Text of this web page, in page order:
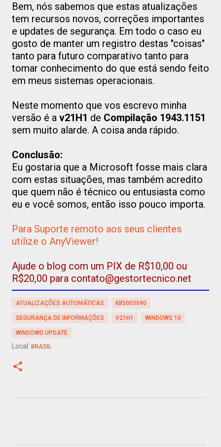
Bem, nós sabemos que estas atualizações
tem recursos novos, correções importantes
e updates de segurança. Em todo o caso eu
gosto de manter um registro destas "coisas"
tanto para futuro comparativo tanto para
tomar conhecimento do que está sendo feito
em meus sistemas operacionais.
Neste momento que vos escrevo minha
versão é a v21H1 de Compilação 1943.1151
sem muito alarde. A coisa anda rápido.
Conclusão:
Eu gostaria que a Microsoft fosse mais clara
com estas situações, mas também acredito
que quem não é técnico ou entusiasta como
eu e você somos, então isso pouco importa.
Para Suporte remoto aos seus clientes
utilize o AnyViewer!
Ajude o blog com um PIX de R$10,00 ou
R$20,00 para contato@gestortecnico.net
ATUALIZAÇÕES AUTOMÁTICAS KB5003690
SEGURANÇA DE INFORMAÇÕES V21H1 WINDOWS 10
WINDOWS UPDATE
Local: BRASIL